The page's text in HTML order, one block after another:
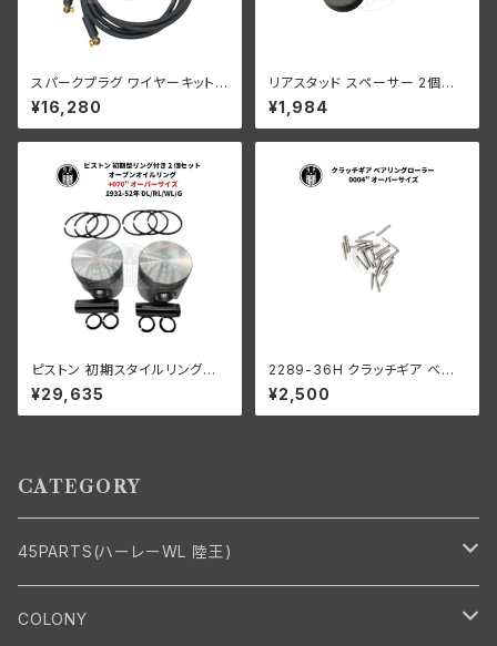
スパークプラグ ワイヤーキット
ねじ込み式 真ちゅう製 イグニッ
ション 黒 ハーレーダビッドソン
¥16,280
リアスタッド スペーサー 2個入
ハーレーダビッドソン 1941-52
年 VL EL UL WLC G パーカー
ライズド
¥1,984
ピストン 初期スタイルリング付
き 2 個セット オープン オイル リ
ング +070" OS 1932-52年 D
L/RL/WL/G
¥29,635
2289-36H クラッチギア ベア
リングローラー 0006" オーバ
ーサイズ 44個 ハーレーダビッ
ドソン
¥2,500
CATEGORY
45PARTS(ハーレーWL 陸王)
エンジン
COLONY